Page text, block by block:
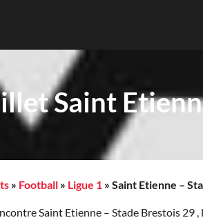
Saint
» Football » Ligue 1 » Saint Etienne –
Saint Etienne – Stade Brestois